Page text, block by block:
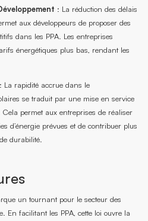
: La réduction des délais
aux développeurs de proposer des
dans les PPA. Les entreprises
énergétiques plus bas, rendant les
: La rapidité accrue dans le
se traduit par une mise en service
permet aux entreprises de réaliser
d’énergie prévues et de contribuer plus
durabilité.
un tournant pour le secteur des
En facilitant les PPA, cette loi ouvre la